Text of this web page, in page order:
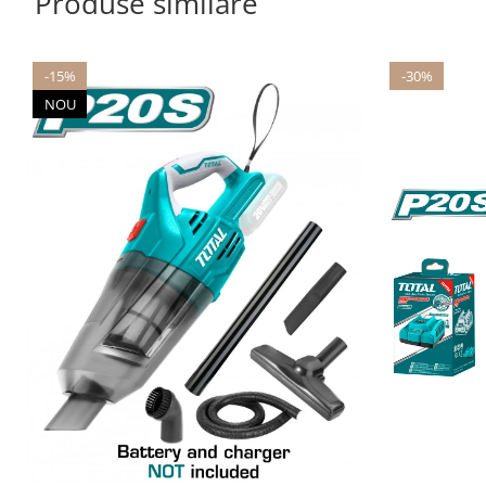
-15%
NOU
-30%